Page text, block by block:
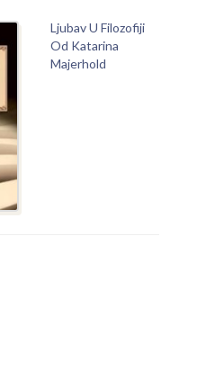
Ljubav U Filozofiji
Od Katarina
Majerhold